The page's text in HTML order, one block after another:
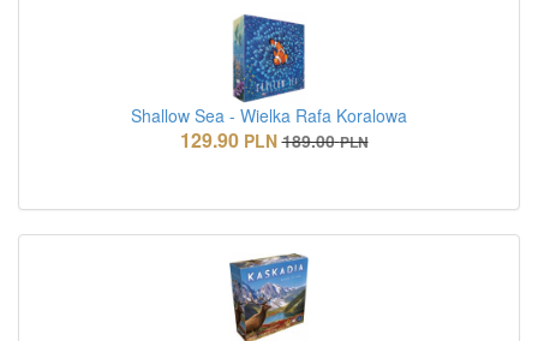
Shallow Sea - Wielka Rafa Koralowa
129.90 PLN 189.00 PLN